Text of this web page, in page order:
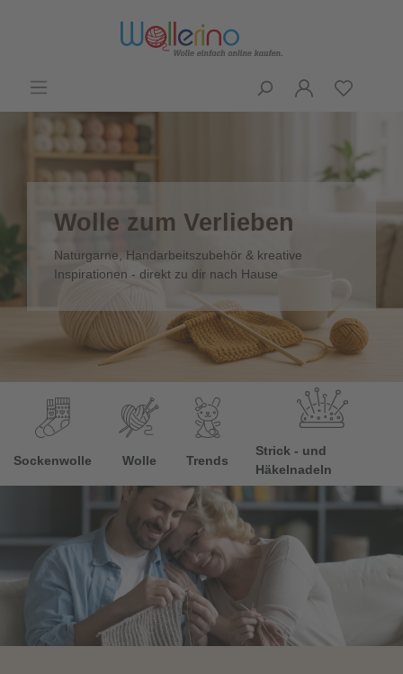
Wolle zum Verlieben
Naturgarne, Handarbeitszubehör & kreative
Inspirationen - direkt zu dir nach Hause
Sockenwolle Wolle Trends
Strick - und
Häkelnadeln